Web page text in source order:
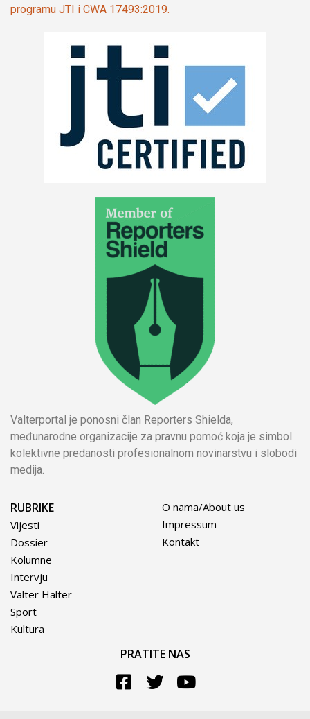
programu JTI i CWA 17493:2019.
Valterportal je ponosni član Reporters Shielda,
međunarodne organizacije za pravnu pomoć koja je simbol
kolektivne predanosti profesionalnom novinarstvu i slobodi
medija.
RUBRIKE
Vijesti
Dossier
Kolumne
Intervju
Valter Halter
Sport
Kultura
O nama/About us
Impressum
Kontakt
PRATITE NAS